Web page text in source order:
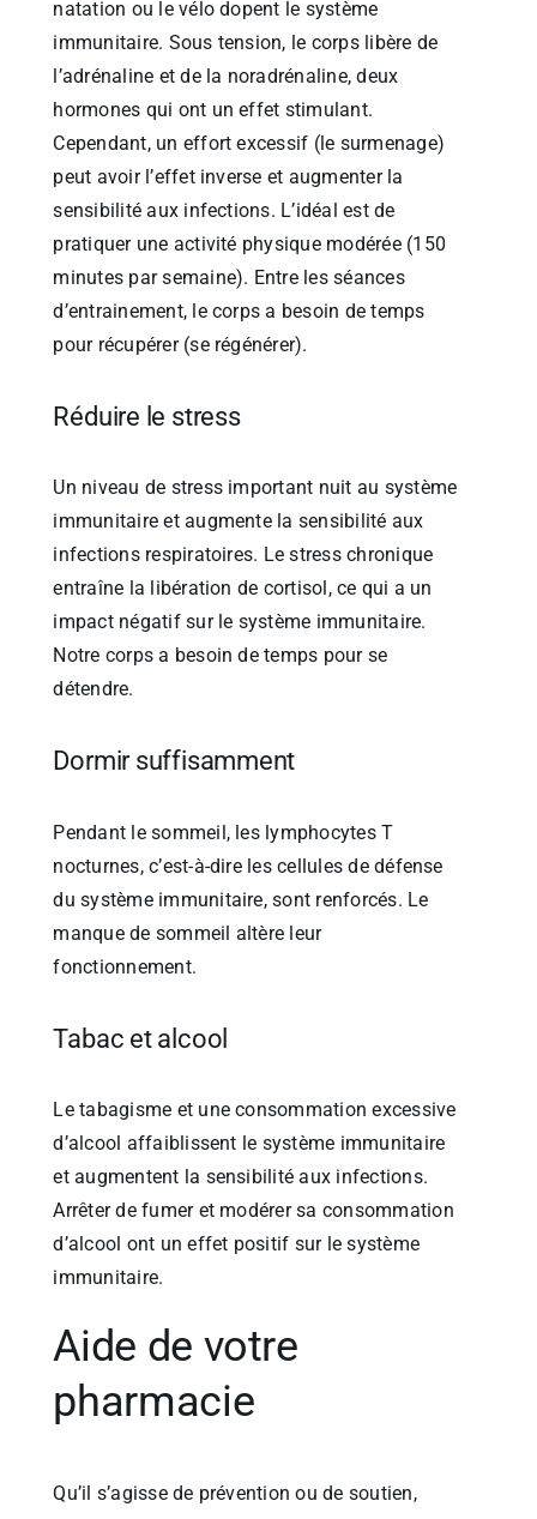
natation ou le vélo dopent le système
immunitaire. Sous tension, le corps libère de
l’adrénaline et de la noradrénaline, deux
hormones qui ont un effet stimulant.
Cependant, un effort excessif (le surmenage)
peut avoir l’effet inverse et augmenter la
sensibilité aux infections. L’idéal est de
pratiquer une activité physique modérée (150
minutes par semaine). Entre les séances
d’entrainement, le corps a besoin de temps
pour récupérer (se régénérer).
Réduire le stress
Un niveau de stress important nuit au système
immunitaire et augmente la sensibilité aux
infections respiratoires. Le stress chronique
entraîne la libération de cortisol, ce qui a un
impact négatif sur le système immunitaire.
Notre corps a besoin de temps pour se
détendre.
Dormir suffisamment
Pendant le sommeil, les lymphocytes T
nocturnes, c’est-à-dire les cellules de défense
du système immunitaire, sont renforcés. Le
manque de sommeil altère leur
fonctionnement.
Tabac et alcool
Le tabagisme et une consommation excessive
d’alcool affaiblissent le système immunitaire
et augmentent la sensibilité aux infections.
Arrêter de fumer et modérer sa consommation
d’alcool ont un effet positif sur le système
immunitaire.
Aide de votre
pharmacie
Qu’il s’agisse de prévention ou de soutien,